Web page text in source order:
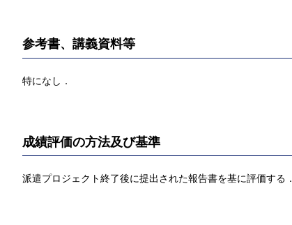
参考書、講義資料等
特になし．
成績評価の方法及び基準
派遣プロジェクト終了後に提出された報告書を基に評価する．